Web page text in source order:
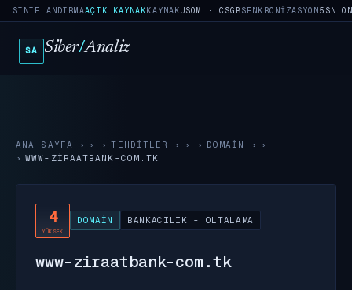
SINIFLANDIRMAAÇIK KAYNAKKAYNAKUSOM · CSGBSENKRONIZASYON5SN
SA Siber/Analiz
ANA SAYFA › TEHDITLER › DOMAIN
›
WWW-ZIRAATBANK-COM.TK
4
YÜKSEK
DOMAIN BANKACILIK - OLTALAMA
www-ziraatbank-com.tk